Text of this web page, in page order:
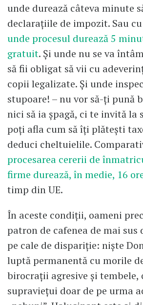
unde durează câteva minute
declarațiile de impozit. Sau cu
unde procesul durează 5
gratuit. Şi unde nu se va
să fii obligat să vii cu
copii legalizate. Şi unde
stupoare! – nu vor să-ţi pună
nici să ia șpagă, ci te invită la
poți afla cum să îți plătești
deduci cheltuielile.
procesarea cererii de
firme durează, în medie, 16
timp din UE.
În aceste condiții, oameni
patron de cafenea de mai sus
pe cale de dispariție: nişte
luptă permanentă cu morile
birocrații agresive și tembele,
supraviețui doar de pe urma